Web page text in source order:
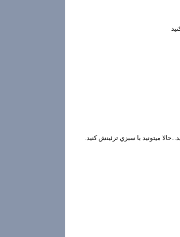
ميتونيد با سبزي تزئينش كنيد.